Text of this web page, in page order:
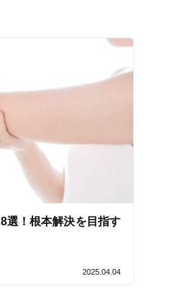
バイス
選！根本解決を目指す
2025.04.04